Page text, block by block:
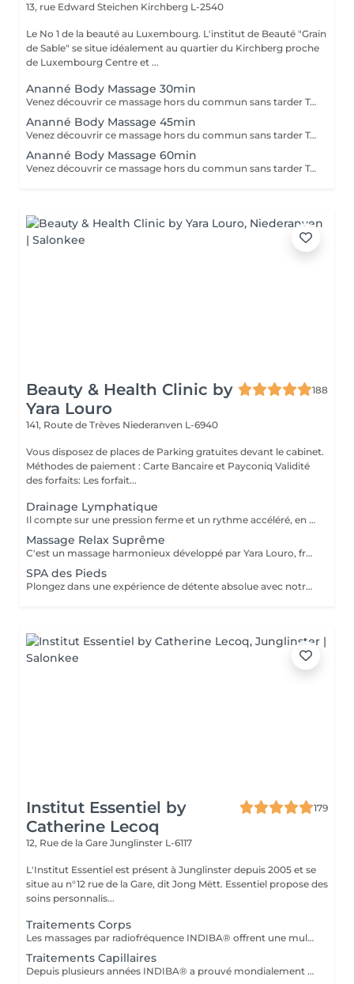
13, rue Edward Steichen Kirchberg L-2540
Le No 1 de la beauté au Luxembourg. L'institut de Beauté "Grain
de Sable" se situe idéalement au quartier du Kirchberg proche
de Luxembourg Centre et ...
Ananné Body Massage 30min
Venez découvrir ce massage hors du commun sans tarder Tout d'abord nous utilisons une huile végétale et pure puis nous massons l'ensemble du corps en alternant brosses et pierres. Relaxation assurée ! Le corps est détendu et tonifié.
Ananné Body Massage 45min
Venez découvrir ce massage hors du commun sans tarder Tout d'abord nous utilisons une huile végétale et pure puis nous massons l'ensemble du corps en alternant brosses et pierres. Relaxation assurée. Le corps est détendu et tonifié.
Ananné Body Massage 60min
Venez découvrir ce massage hors du commun sans tarder Tout d'abord nous utilisons une huile végétale et pure puis nous massons l'ensemble du corps en alternant brosses et pierres. Relaxation assurée ! Le corps est détendu et tonifié.
Beauty & Health Clinic by
Yara Louro
188
141, Route de Trèves Niederanven L-6940
Vous disposez de places de Parking gratuites devant le cabinet.
Méthodes de paiement : Carte Bancaire et Payconiq Validité
des forfaits: Les forfait...
Drainage Lymphatique
Il compte sur une pression ferme et un rythme accéléré, en plus de pompages et des manuvres exclusives qui permettent des résultats immédiats. Cette technique réduit les oedèmes, active la circulation sanguine et potentialise un réseau complexe de vaisseaux où passent les fluides corporels, réduisant ainsi la tant redoutée cellulite. Le résultat est un corps moins gonflé et galbé avec un métabolisme plus accéléré et, donc, une sensation de bien-être.
Massage Relax Suprême
C'est un massage harmonieux développé par Yara Louro, fruit de ses années d'expérience. Ce massage qui rassure le corps, l'esprit et l'âme, a été particulièrement développé pour fournir une relaxation totale des sens, vous transportant vers un état de bien-être parfait. Vous découvrirez tous ses secrets lors de votre séance.
SPA des Pieds
Plongez dans une expérience de détente absolue avec notre Spa des Pieds, un rituel d'exception dédié au bien-être et à l'élégance. Vos pieds sont délicatement immergés dans un bain sensoriel enrichi en sels précieux et actifs relaxants, favorisant la détente profonde et la revitalisation. Le soin se poursuit par une exfoliation raffinée qui révèle une peau douce et soyeuse, suivie d'un massage expert aux gestes lents et enveloppants, libérant les tensions et rééquilibrant les énergies. Véritable moment de luxe et de sérénité, ce soin procure une sensation de légèreté durable et un confort absolu.
Institut Essentiel by
Catherine Lecoq
179
12, Rue de la Gare Junglinster L-6117
L'Institut Essentiel est présent à Junglinster depuis 2005 et se
situe au n°12 rue de la Gare, dit Jong Mëtt. Essentiel propose des
soins personnalis...
Traitements Corps
Les massages par radiofréquence INDIBA® offrent une multitudes de bienfaits. De la relaxation au massage anti-cellulite et raffermissant, INDIBA® traite en douceur et efficacement. L'action en profondeur de la technologie de radiofréquence stimule la production de collagène, améliore le tonus musculaire et la circulation sanguine et renforce les défenses naturelles de la peau. Dès le premier massage vous ressentirez la différence et constater les premiers effets. Pour vous informer sur les effets et les traitements avec la méthode INDIBA® vous pouvez réserver un rendez-vous informatif. Le traitement ne convient pas si vous: - êtes en ceinte - portez un pacemaker - souffrez de thrombose, phlébite - troubles vasculaires graves - êtes traité pour un cancer (demandez avis médical)
Traitements Capillaires
Depuis plusieurs années INDIBA® a prouvé mondialement son efficacité à lutter contre la dégénérescence cellulaire (vieillissement cellulaire). La technologie de INDIBA® Haiwave a été spécifiquement conçue pour traiter le problème de la chute des cheveux du au vieillissement ou en raison de problèmes hormonaux. En activant la micro circulation, les racines des cheveux sont intensément nourries en oxygène et peuvent se régénérer très rapidement. Le poil sort ainsi de sa phase de repos et peut repousser. Progressivement (à p.de 4 séances) les premiers cheveux sont visibles. Le traitement doit impérativement se réaliser 3-4 fois par semaines sur une durée de 1mois (revitalisation, cheveux fins, prévention anti-chute) ou 2 mois pour la perte de cheveux et calvitie. Nous proposons un forfait de 12 séances avec une remise immédiate de 15%. 1 à 2 cure de 12 séances sont conseillés à intervalle de 4-6 semaines. N'hésitez pas à nous contacter pour plus d'information ou réserver votre séance d'information (gratuite) en ligne.